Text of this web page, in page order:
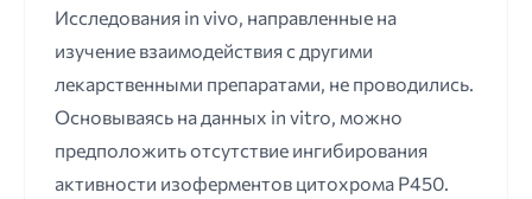
Исследования in vivo, направленные на
изучение взаимодействия с другими
лекарственными препаратами, не проводились.
Основываясь на данных in vitro, можно
предположить отсутствие ингибирования
активности изоферментов цитохрома Р450.